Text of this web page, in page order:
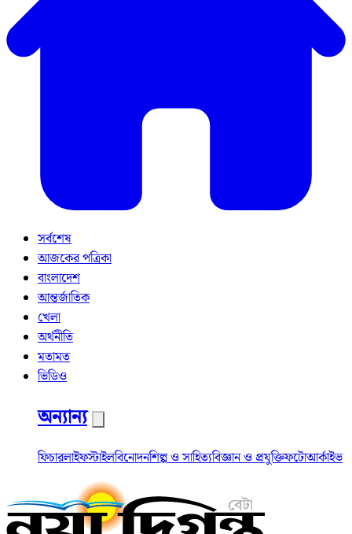
সর্বশেষ
আজকের পত্রিকা
বাংলাদেশ
আন্তর্জাতিক
খেলা
অর্থনীতি
মতামত
ভিডিও
অন্যান্য
ফিচারলাইফস্টাইলবিনোদনশিল্প ও সাহিত্যবিজ্ঞান ও প্রযুক্তিফটোআর্কাইভ